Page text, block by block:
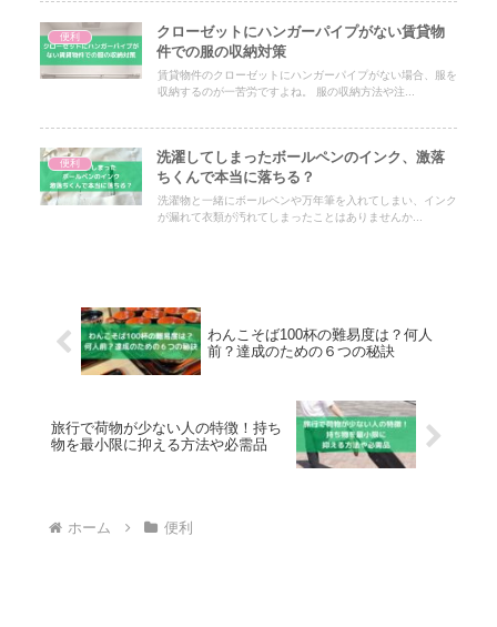
便利
クローゼットにハンガーパイプがない賃貸物
件での服の収納対策
賃貸物件のクローゼットにハンガーパイプがない場合、服を
収納するのが一苦労ですよね。 服の収納方法や注...
便利
洗濯してしまったボールペンのインク、激落
ちくんで本当に落ちる？
洗濯物と一緒にボールペンや万年筆を入れてしまい、インク
が漏れて衣類が汚れてしまったことはありませんか...
わんこそば100杯の難易度は？何人
前？達成のための６つの秘訣
旅行で荷物が少ない人の特徴！持ち
物を最小限に抑える方法や必需品
ホーム 便利